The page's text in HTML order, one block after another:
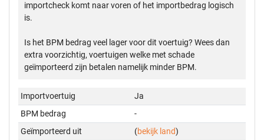
importcheck komt naar voren of het importbedrag logisch
is.
Is het BPM bedrag veel lager voor dit voertuig? Wees dan
extra voorzichtig, voertuigen welke met schade
geïmporteerd zijn betalen namelijk minder BPM.
Importvoertuig
Ja
BPM bedrag
-
Geïmporteerd uit
(bekijk land)